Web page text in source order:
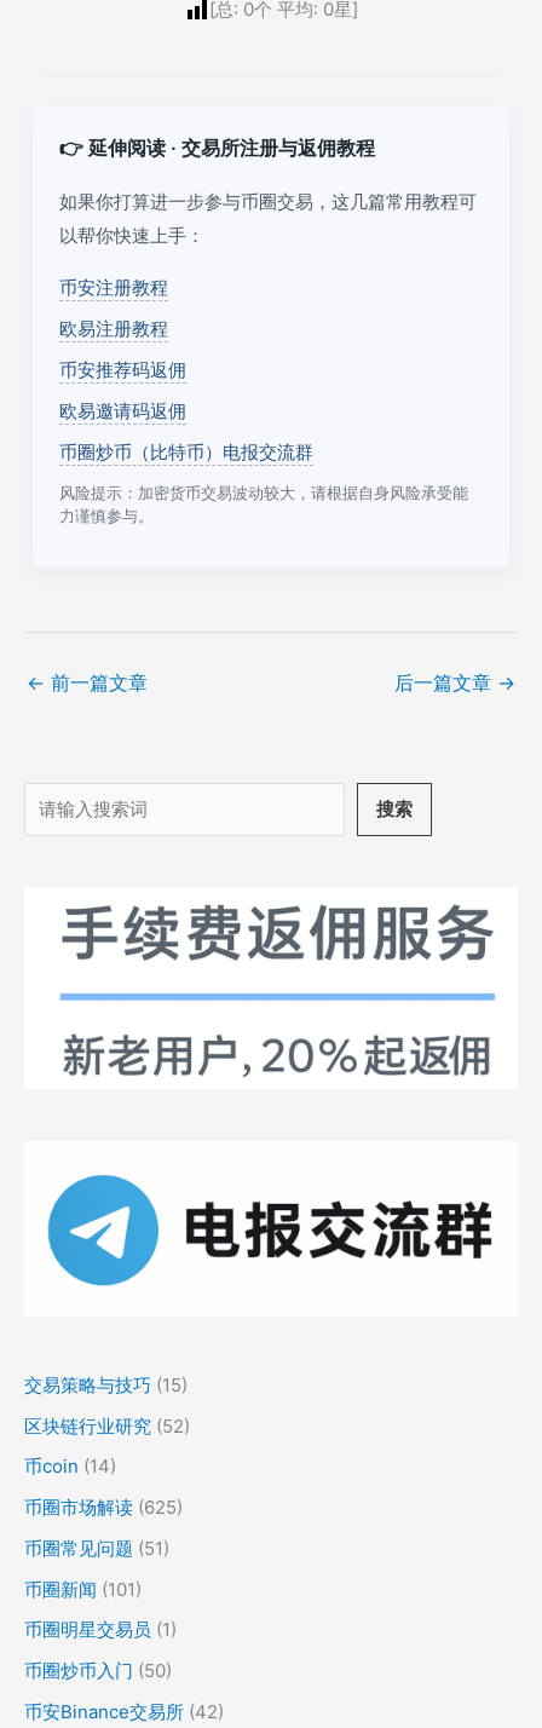
[总: 0个 平均: 0星]
👉 延伸阅读 · 交易所注册与返佣教程
如果你打算进一步参与币圈交易，这几篇常用教程可
以帮你快速上手：
币安注册教程
欧易注册教程
币安推荐码返佣
欧易邀请码返佣
币圈炒币（比特币）电报交流群
风险提示：加密货币交易波动较大，请根据自身风险承受能
力谨慎参与。
← 前一篇文章 后一篇文章 →
搜
索
搜索
交易策略与技巧 (15)
区块链行业研究 (52)
币coin (14)
币圈市场解读 (625)
币圈常见问题 (51)
币圈新闻 (101)
币圈明星交易员 (1)
币圈炒币入门 (50)
币安Binance交易所 (42)